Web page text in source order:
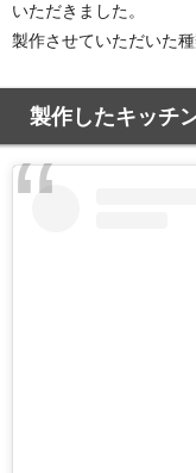
いただきました。
製作させていただいた
製作したキッチ